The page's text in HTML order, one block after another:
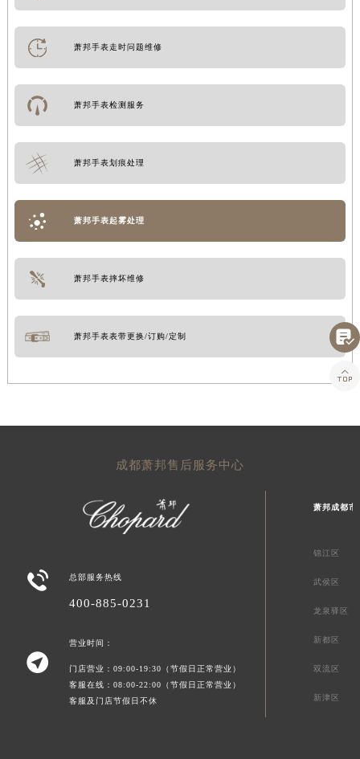
萧邦手表走时问题维修
萧邦手表检测服务
萧邦手表划痕处理
萧邦手表起雾处理
萧邦手表摔坏维修
萧邦手表表带更换/订购/定制
成都萧邦售后服务中心
 总部服务热线
400-885-0231

营业时间：
门店营业：09:00-19:30（节假日正常营业）
客服在线：08:00-22:00（节假日正常营业）
客服及门店节假日不休
萧邦成都市
锦江区
武侯区
龙泉驿区
新都区
双流区
新津区

